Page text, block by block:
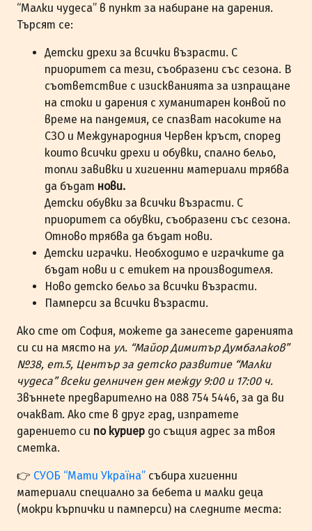
“Малки чудеса” в пункт за набиране на дарения.
Търсят се:
Детски дрехи за всички възрасти. С
приоритет са тези, съобразени със сезона. В
съответствие с изискванията за изпращане
на стоки и дарения с хуманитарен конвой по
време на пандемия, се спазват насоките на
СЗО и Международния Червен кръст, според
които всички дрехи и обувки, спално бельо,
топли завивки и хигиенни материали трябва
да бъдат нови.
Детски обувки за всички възрасти. С
приоритет са обувки, съобразени със сезона.
Отново трябва да бъдат нови.
Детски играчки. Необходимо е играчките да
бъдат нови и с етикет на производителя.
Ново детско бельо за всички възрасти.
Памперси за всички възрасти.
Ако сте от София, можете да занесете даренията
си си на място на ул. “Майор Димитър Думбалаков”
№38, ет.5, Център за детско развитие “Малки
чудеса” всеки делничен ден между 9:00 и 17:00 ч.
Звъннete предварително на 088 754 5446, за да ви
очакват. Ако сте в друг град, изпратете
дарението си по куриер до същия адрес за твоя
сметка.
👉 СУОБ “Мати Україна” събира хигиенни
материали специално за бебета и малки деца
(мокри кърпички и памперси) на следните места: